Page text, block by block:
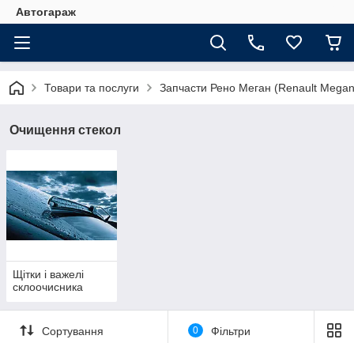
Автогараж
Товари та послуги Запчасти Рено Меган (Renault
Очищення стекол
Щітки і важелі
склоочисника
Сортування 0 Фільтри